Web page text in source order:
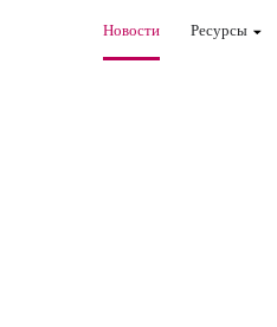
Новости Ресурсы